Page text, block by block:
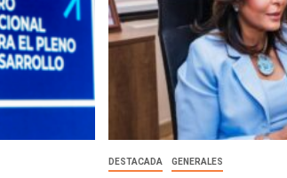
DESTACADA GENERALES